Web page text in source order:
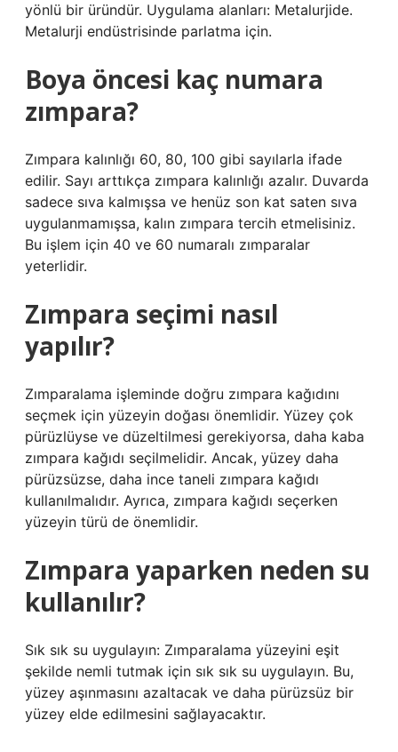
yönlü bir üründür. Uygulama alanları: Metalurjide.
Metalurji endüstrisinde parlatma için.
Boya öncesi kaç numara
zımpara?
Zımpara kalınlığı 60, 80, 100 gibi sayılarla ifade
edilir. Sayı arttıkça zımpara kalınlığı azalır. Duvarda
sadece sıva kalmışsa ve henüz son kat saten sıva
uygulanmamışsa, kalın zımpara tercih etmelisiniz.
Bu işlem için 40 ve 60 numaralı zımparalar
yeterlidir.
Zımpara seçimi nasıl
yapılır?
Zımparalama işleminde doğru zımpara kağıdını
seçmek için yüzeyin doğası önemlidir. Yüzey çok
pürüzlüyse ve düzeltilmesi gerekiyorsa, daha kaba
zımpara kağıdı seçilmelidir. Ancak, yüzey daha
pürüzsüzse, daha ince taneli zımpara kağıdı
kullanılmalıdır. Ayrıca, zımpara kağıdı seçerken
yüzeyin türü de önemlidir.
Zımpara yaparken neden su
kullanılır?
Sık sık su uygulayın: Zımparalama yüzeyini eşit
şekilde nemli tutmak için sık sık su uygulayın. Bu,
yüzey aşınmasını azaltacak ve daha pürüzsüz bir
yüzey elde edilmesini sağlayacaktır.